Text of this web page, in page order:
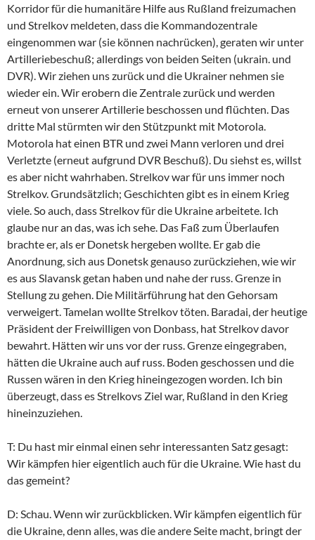
Korridor für die humanitäre Hilfe aus Rußland freizumachen
und Strelkov meldeten, dass die Kommandozentrale
eingenommen war (sie können nachrücken), geraten wir unter
Artilleriebeschuß; allerdings von beiden Seiten (ukrain. und
DVR). Wir ziehen uns zurück und die Ukrainer nehmen sie
wieder ein. Wir erobern die Zentrale zurück und werden
erneut von unserer Artillerie beschossen und flüchten. Das
dritte Mal stürmten wir den Stützpunkt mit Motorola.
Motorola hat einen BTR und zwei Mann verloren und drei
Verletzte (erneut aufgrund DVR Beschuß). Du siehst es, willst
es aber nicht wahrhaben. Strelkov war für uns immer noch
Strelkov. Grundsätzlich; Geschichten gibt es in einem Krieg
viele. So auch, dass Strelkov für die Ukraine arbeitete. Ich
glaube nur an das, was ich sehe. Das Faß zum Überlaufen
brachte er, als er Donetsk hergeben wollte. Er gab die
Anordnung, sich aus Donetsk genauso zurückziehen, wie wir
es aus Slavansk getan haben und nahe der russ. Grenze in
Stellung zu gehen. Die Militärführung hat den Gehorsam
verweigert. Tamelan wollte Strelkov töten. Baradai, der heutige
Präsident der Freiwilligen von Donbass, hat Strelkov davor
bewahrt. Hätten wir uns vor der russ. Grenze eingegraben,
hätten die Ukraine auch auf russ. Boden geschossen und die
Russen wären in den Krieg hineingezogen worden. Ich bin
überzeugt, dass es Strelkovs Ziel war, Rußland in den Krieg
hineinzuziehen.
T: Du hast mir einmal einen sehr interessanten Satz gesagt:
Wir kämpfen hier eigentlich auch für die Ukraine. Wie hast du
das gemeint?
D: Schau. Wenn wir zurückblicken. Wir kämpfen eigentlich für
die Ukraine, denn alles, was die andere Seite macht, bringt der